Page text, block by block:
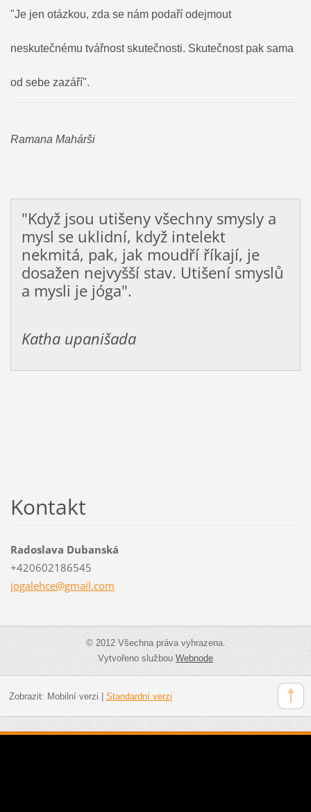
"Je jen otázkou, zda se nám podaří odejmout
neskutečnému tvářnost skutečnosti. Skutečnost pak sama
od sebe zazáří".
Ramana Mahárši
"Když jsou utišeny všechny smysly a
mysl se uklidní, když intelekt
nekmitá, pak, jak moudří říkají, je
dosažen nejvyšší stav. Utišení smyslů
a mysli je jóga".
Katha upanišada
Kontakt
Radoslava Dubanská
+420602186545
jogalehce@gmail.com
© 2012 Všechna práva vyhrazena.
Vytvořeno službouWebnode
Zobrazit: Mobilní verzi Standardní verzi